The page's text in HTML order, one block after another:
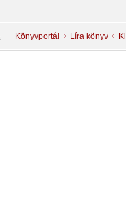
Könyvportál Líra könyv